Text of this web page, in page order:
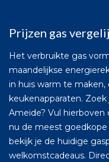
Prijzen gas
Het verbruikte gas
maandelijkse
in huis warm te
keukenapparaten.
Ameide? Vul hierboven
nu de meest goedkope
bekijk je de huidige
welkomstcadeaus.